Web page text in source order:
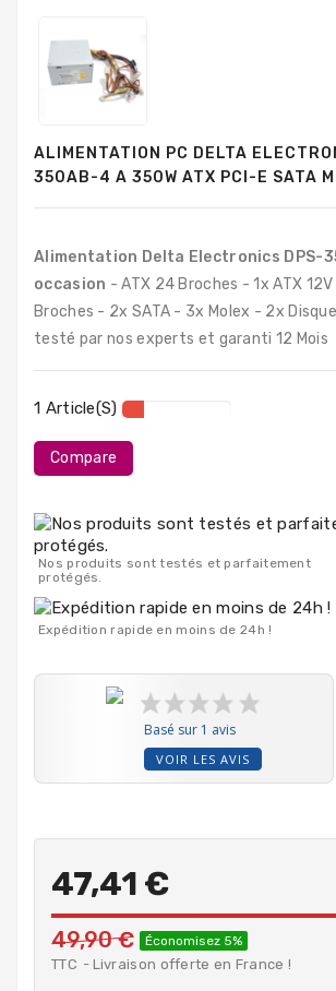
Mémoires
RAM
Durs
Composants
Composants
PC
Destockage
ALIMENTATION PC DELTA
350AB-4 A 350W ATX PCI-E SATA
Alimentation Delta Electronics DPS-
occasion - ATX 24 Broches - 1x ATX 12V
Broches - 2x SATA - 3x Molex - 2x
testé par nos experts et garanti 12 Mois
1 Article(s)
Compare
Nos produits sont testés et parfaitement
protégés.
Expédition rapide en moins de 24h !
Basé sur 1 avis
VOIR LES AVIS
47,41 €
49,90 € Économisez 5%
TTC Livraison offerte en France !